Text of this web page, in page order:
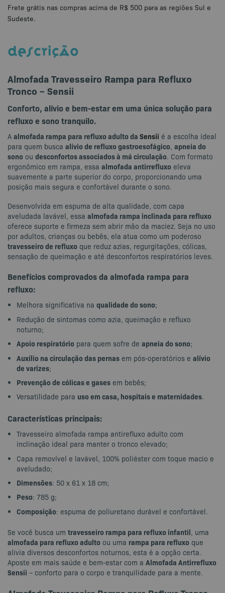
DESCRIÇÃO
Almofada Travesseiro Rampa para Refluxo
Tronco – Sensii
Conforto, alívio e bem-estar em uma única solução para
refluxo e sono tranquilo.
A almofada rampa para refluxo adulto da Sensii é a escolha ideal
para quem busca alívio de refluxo gastroesofágico, apneia do
sono ou desconfortos associados à má circulação. Com formato
ergonômico em rampa, essa almofada antirrefluxo eleva
suavemente a parte superior do corpo, proporcionando uma
posição mais segura e confortável durante o sono.
Desenvolvida em espuma de alta qualidade, com capa
aveludada lavável, essa almofada rampa inclinada para refluxo
oferece suporte e firmeza sem abrir mão da maciez. Seja no uso
por adultos, crianças ou bebês, ela atua como um poderoso
travesseiro de refluxo que reduz azias, regurgitações, cólicas,
sensação de queimação e até desconfortos respiratórios leves.
Benefícios comprovados da almofada rampa para
refluxo:
Melhora significativa naqualidade do sono;
Redução de sintomas como azia, queimação e refluxo
noturno;
Apoio respiratório para quem sofre deapneia do sono;
Auxílio na circulação das pernas em pós-operatórios ealívio
de varizes;
Prevenção de cólicas e gases em bebês;
Versatilidade para uso em casa, hospitais e maternidades.
Características principais:
Travesseiro almofada rampa antirefluxo adulto com
inclinação ideal para manter o tronco elevado;
Capa removível e lavável, 100% poliéster com toque macio e
aveludado;
Dimensões: 50 x 61 x 18 cm;
Peso: 785 g;
Composição: espuma de poliuretano durável e confortável.
Se você busca um travesseiro rampa para refluxo infantil , uma
almofada para refluxo adulto ou uma rampa para refluxo que
alivia diversos desconfortos noturnos, esta é a opção certa.
Aposte em mais saúde e bem-estar com a Almofada Antirrefluxo
Sensii – conforto para o corpo e tranquilidade para a mente.